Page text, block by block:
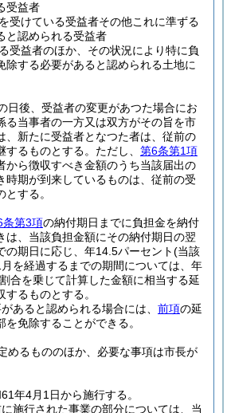
受益者
受けている受益者その他これに準ずる
と認められる受益者
受益者のほか、その状況により特に負
除する必要があると認められる土地に
日後、受益者の変更があつた場合にお
る当事者の一方又は双方がその旨を市
、新たに受益者となつた者は、従前の
るものとする。 ただし、 第6条第1項
から徴収すべき金額のうち当該届出の
時期が到来しているものは、従前の受
する。
条第3項の納付期日までに負担金を納付
は、当該負担金額にその納付期日の翌
の期日に応じ、年14.5パーセント(当該
を経過するまでの期間については、年
合を乗じて計算した金額に相当する延
るものとする。
あると認められる場合には、 前項の延
免除することができる。
めるもののほか、必要な事項は市長が
年4月1日から施行する。
施行された事業の部分については、当